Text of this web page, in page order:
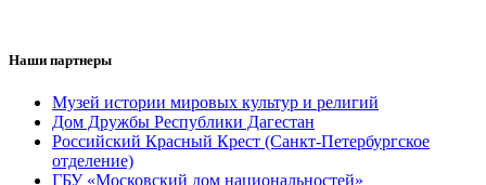
Наши партнеры
Музей истории мировых культур и религий
Дом Дружбы Республики Дагестан
Российский Красный Крест (Санкт-Петербургское
отделение)
ГБУ «Московский дом национальностей»